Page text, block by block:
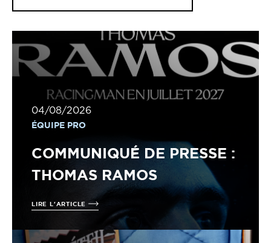
04/08/2026
ÉQUIPE PRO
COMMUNIQUÉ DE PRESSE :
THOMAS RAMOS
LIRE L'ARTICLE